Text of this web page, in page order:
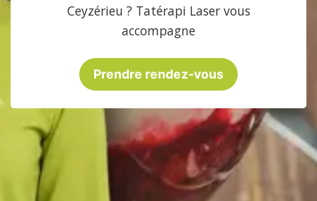
Ceyzérieu ? Tatérapi Laser vous
accompagne
Prendre rendez-vous